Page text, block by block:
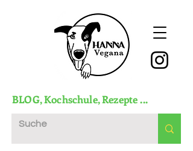
BLOG,Kochschule,Rezepte...